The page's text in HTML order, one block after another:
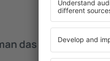
das Hotel in in